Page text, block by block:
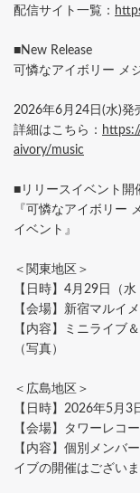
配信サイト一覧：
■New Release
可憐なアイボリー メ
2026年6月24日(水)発
詳細はこちら：
aivory/music
■リリースイベント開
『可憐なアイボリー
イベント』
＜関東地区＞
【日時】4月29日（
【会場】新宿マルイ
【内容】ミニライブ
（写真）
＜広島地区＞
【日時】2026年5月3
【会場】タワーレコ
【内容】個別メンバ
イブの開催はございま